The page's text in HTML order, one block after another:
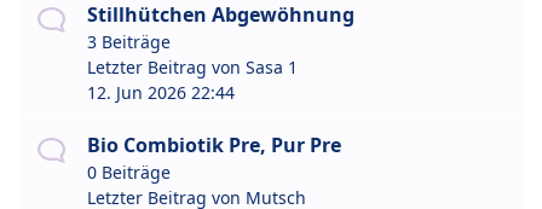
Stillhütchen Abgewöhnung
3 Beiträge
Letzter Beitrag von Sasa 1
12. Jun 2026 22:44
Bio Combiotik Pre, Pur Pre
0 Beiträge
Letzter Beitrag von Mutsch